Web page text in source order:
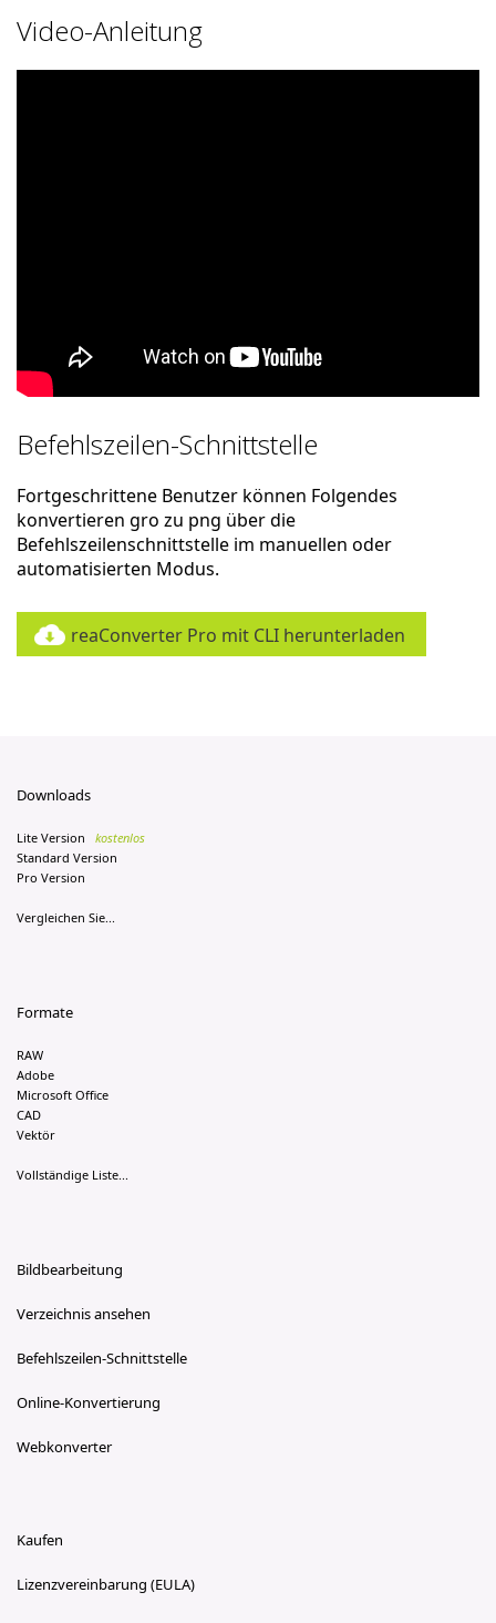
Video-Anleitung
Befehlszeilen-Schnittstelle
Fortgeschrittene Benutzer können Folgendes
konvertieren gro zu png über die
Befehlszeilenschnittstelle im manuellen oder
automatisierten Modus.
reaConverter Pro mit CLI herunterladen
Downloads
Lite Version
kostenlos
Standard Version
Pro Version
Vergleichen Sie...
Formate
RAW
Adobe
Microsoft Office
CAD
Vektör
Vollständige Liste...
Bildbearbeitung
Verzeichnis ansehen
Befehlszeilen-Schnittstelle
Online-Konvertierung
Webkonverter
Kaufen
Lizenzvereinbarung (EULA)